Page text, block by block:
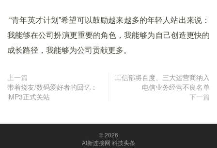
“青年英才计划”希望可以鼓励越来越多的年轻人站出来说：
我能够在公司扮演更重要的角色，我能够为自己创造更快的
成长路径，我能够为公司贡献更多。
上一篇
带着烧友/数码爱好者的回忆：
iMP3正式关站
工信部将百度、三大运营商纳入
电信业务经营不良名单
下一篇
© 2026
AI新连接网 科技头条